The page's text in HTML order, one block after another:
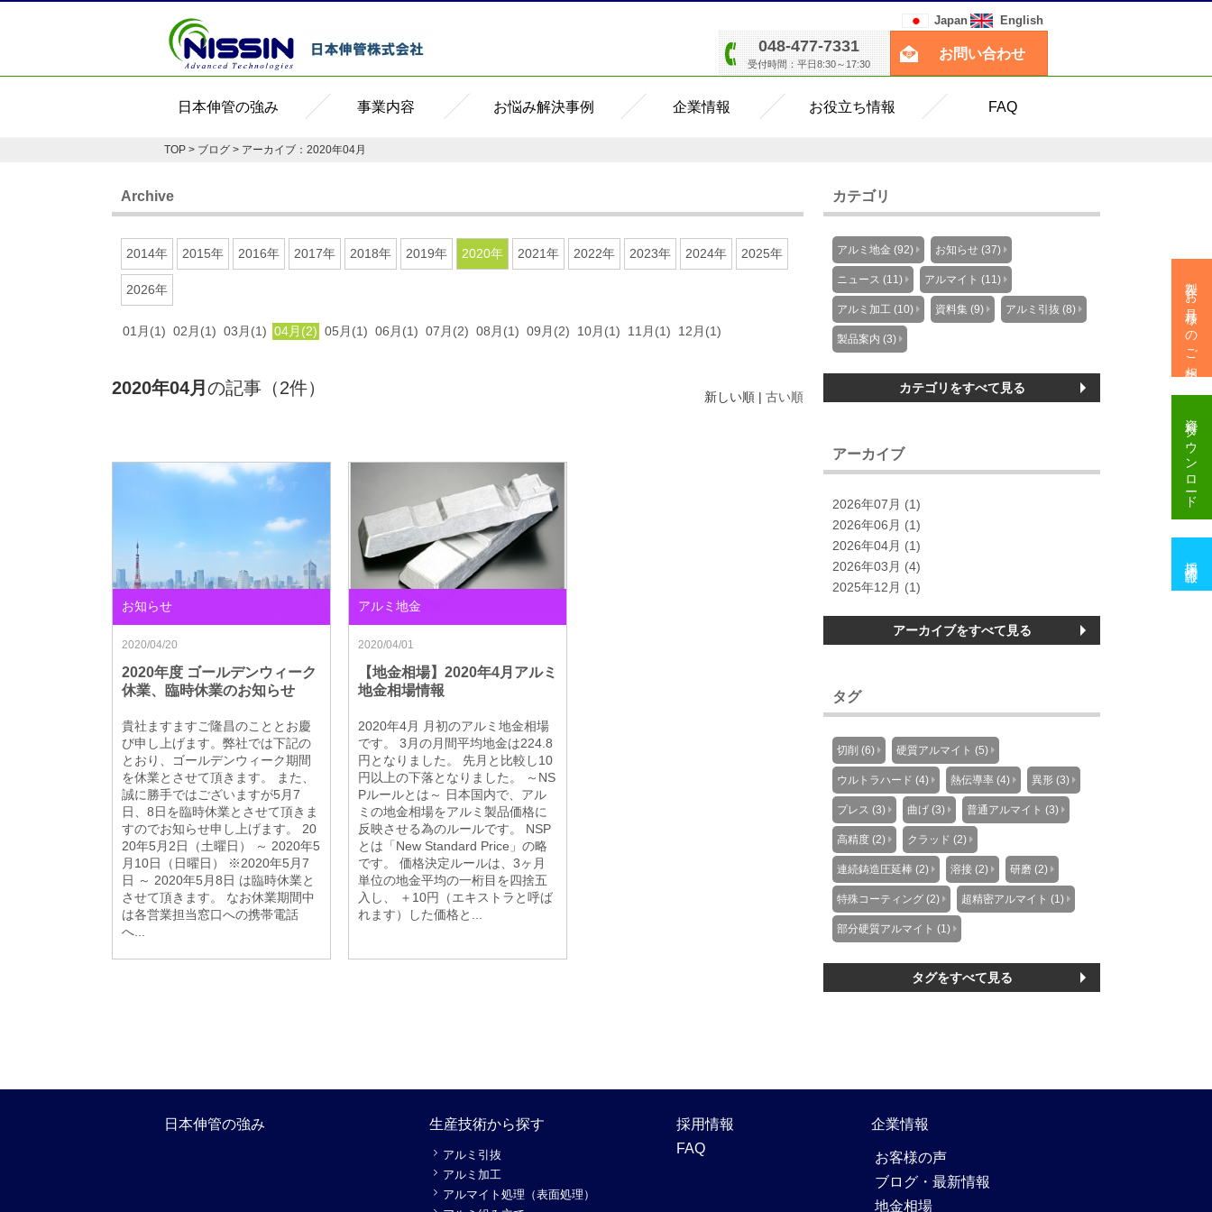
Japan English
048-477-7331
受付時間：平日8:30～17:30
お問い合わせ
日本伸管の強み 事業内容 お悩み解決事例 企業情報 お役立ち情報 FAQ
TOP > ブログ > アーカイブ：2020年04月
Archive
2014年 2015年 2016年 2017年 2018年 2019年 2020年 2021年 2022年 2023年 2024年 2025年
2026年
01月(1) 02月(1) 03月(1) 04月(2) 05月(1) 06月(1) 07月(2) 08月(1) 09月(2) 10月(1) 11月(1) 12月(1)
2020年04月 の記事（2件） 新しい順 |古い順
お知らせ
2020/04/20
2020年度 ゴールデンウィーク
休業、臨時休業のお知らせ
貴社ますますご隆昌のこととお慶
び申し上げます。弊社では下記の
とおり、ゴールデンウィーク期間
を休業とさせて頂きます。 また、
誠に勝手ではございますが5月7
日、8日を臨時休業とさせて頂きま
すのでお知らせ申し上げます。 20
20年5月2日（土曜日） ～ 2020年5
月10日（日曜日） ※2020年5月7
日 ～ 2020年5月8日 は臨時休業と
させて頂きます。 なお休業期間中
は各営業担当窓口への携帯電話
へ...
アルミ地金
2020/04/01
【地金相場】2020年4月アルミ
地金相場情報
2020年4月 月初のアルミ地金相場
です。 3月の月間平均地金は224.8
円となりました。 先月と比較し10
円以上の下落となりました。 ～NS
Pルールとは～ 日本国内で、アル
ミの地金相場をアルミ製品価格に
反映させる為のルールです。 NSP
とは「New Standard Price」の略
です。 価格決定ルールは、3ヶ月
単位の地金平均の一桁目を四捨五
入し、 ＋10円（エキストラと呼ば
れます）した価格と...
カテゴリ
アルミ地金 (92) お知らせ (37)
ニュース (11) アルマイト (11)
アルミ加工 (10) 資料集 (9) アルミ引抜 (8)
製品案内 (3)
カテゴリをすべて見る
アーカイブ
2026年07月 (1)
2026年06月 (1)
2026年04月 (1)
2026年03月 (4)
2025年12月 (1)
アーカイブをすべて見る
タグ
切削 (6) 硬質アルマイト (5)
ウルトラハード (4) 熱伝導率 (4) 異形 (3)
プレス (3) 曲げ (3) 普通アルマイト (3)
高精度 (2) クラッド (2)
連続鋳造圧延棒 (2) 溶接 (2) 研磨 (2)
特殊コーティング (2) 超精密アルマイト (1)
部分硬質アルマイト (1)
タグをすべて見る
日本伸管の強み 生産技術から探す
アルミ引抜
アルミ加工
アルマイト処理（表面処理）
採用情報
FAQ
企業情報
お客様の声
ブログ・最新情報
地金相場
製作・お見積りのご相談
ダウンロード